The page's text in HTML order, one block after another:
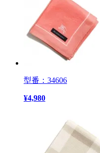
型番：34606
¥4,980